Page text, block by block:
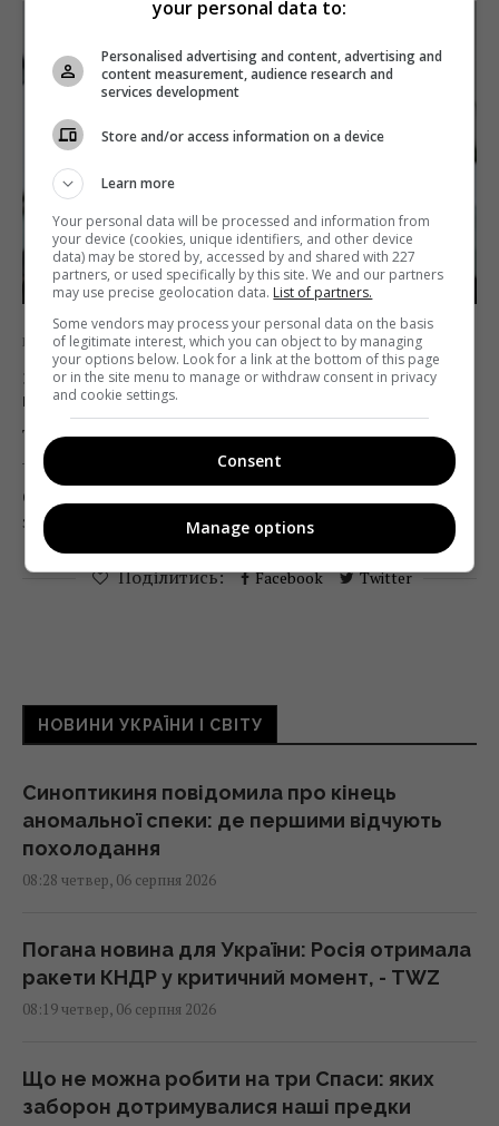
Новини ТБ
За рік українці почали платити за ТБ-
пакети в два рази більше, – GfK Ukraine
Telekritika
24.01.2019 17:08
Середня вартість послуги платного телебачення
зросла з 41–50 гривень до 81–100 гривень.
Поділитись: Facebook Twitter
НОВИНИ УКРАЇНИ І СВІТУ
Синоптикиня повідомила про кінець
аномальної спеки: де першими відчують
похолодання
08:28 четвер, 06 серпня 2026
Погана новина для України: Росія отримала
ракети КНДР у критичний момент, - TWZ
08:19 четвер, 06 серпня 2026
Що не можна робити на три Спаси: яких
заборон дотримувалися наші предки
your personal data to:
Personalised advertising and content, advertising and
content measurement, audience research and
services development
Store and/or access information on a device
Learn more
Your personal data will be processed and information from
your device (cookies, unique identifiers, and other device
data) may be stored by, accessed by and shared with 227
partners, or used specifically by this site. We and our partners
may use precise geolocation data. List of partners.
Some vendors may process your personal data on the basis
of legitimate interest, which you can object to by managing
your options below. Look for a link at the bottom of this page
or in the site menu to manage or withdraw consent in privacy
and cookie settings.
Consent
Manage options